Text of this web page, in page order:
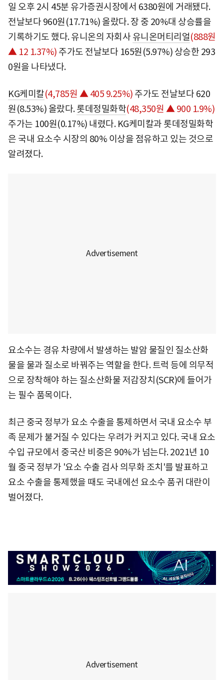
일 오후 2시 45분 유가증권시장에서 6380원에 거래됐다.
전날보다 960원(17.71%) 올랐다. 장 중 20%대 상승률을
기록하기도 했다. 유니온의 자회사 유니온머티리얼(888원
▲ 12 1.37%) 주가도 전날보다 165원(5.97%) 상승한 293
0원을 나타냈다.
KG케미칼(4,785원 ▲ 405 9.25%) 주가도 전날보다 620
원(8.53%) 올랐다.롯데정밀화학(48,350원 ▲ 900 1.9%)
주가는 100원(0.17%) 내렸다. KG케미칼과 롯데정밀화학
은 국내 요소수 시장의 80% 이상을 점유하고 있는 것으로
알려졌다.
요소수는 경유 차량에서 발생하는 발암 물질인 질소산화
물을 물과 질소로 바꿔주는 역할을 한다. 트럭 등에 의무적
으로 장착해야 하는 질소산화물 저감장치(SCR)에 들어가
는 필수 품목이다.
최근 중국 정부가 요소 수출을 통제하면서 국내 요소수 부
족 문제가 불거질 수 있다는 우려가 커지고 있다. 국내 요소
수입 규모에서 중국산 비중은 90%가 넘는다. 2021년 10
월 중국 정부가 '요소 수출 검사 의무화 조치'를 발표하고
요소 수출을 통제했을 때도 국내에선 요소수 품귀 대란이
벌어졌다.